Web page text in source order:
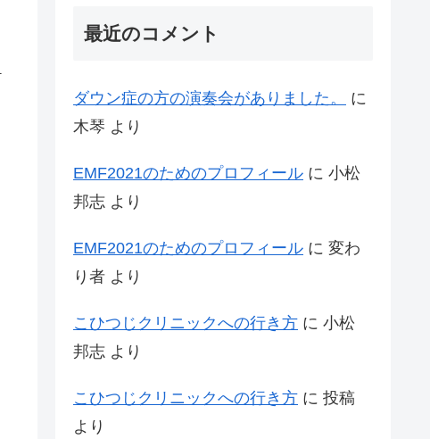
最近のコメント
ダウン症の方の演奏会がありました。
に
木琴 より
EMF2021のためのプロフィール に 小松
邦志 より
EMF2021のためのプロフィール に 変わ
り者 より
こひつじクリニックへの行き方 に 小松
邦志 より
こひつじクリニックへの行き方 に 投稿
より